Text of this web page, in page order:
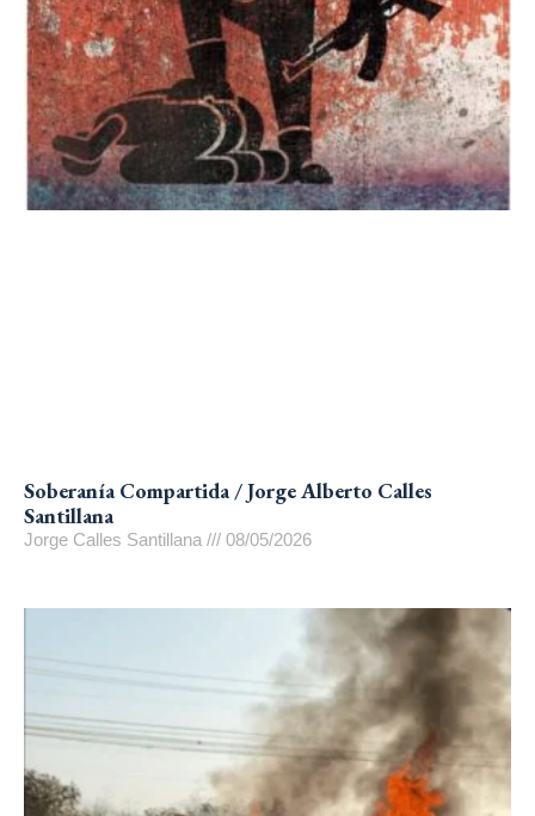
Soberanía Compartida / Jorge Alberto Calles
Santillana
Jorge Calles Santillana 08/05/2026